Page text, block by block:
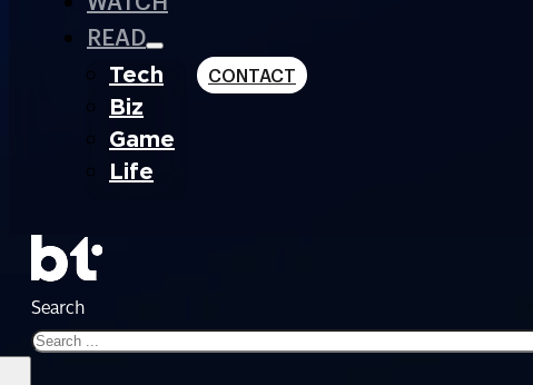
READ
Tech
Biz
Game
Life
CONTACT
Search